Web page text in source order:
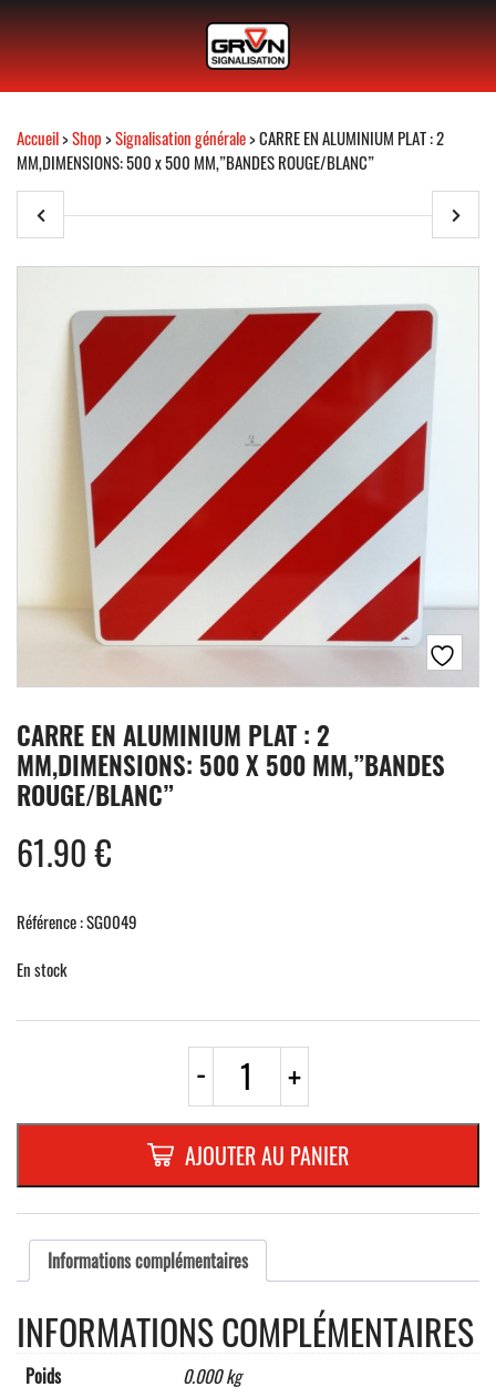
Accueil>Shop>Signalisation générale> CARRE EN ALUMINIUM PLAT : 2
MM,DIMENSIONS: 500 x 500 MM,”BANDES ROUGE/BLANC”
CARRE EN ALUMINIUM PLAT : 2
MM,DIMENSIONS: 500 X 500 MM,”BANDES
ROUGE/BLANC”
61.90€
Référence : SG0049
En stock
- quantité
CARRE
EN
ALUMINIUM
PLAT
:
2
MM,DIMENSIONS:
500
MM,"BANDES
ROUGE/BLANC"
+
AJOUTER AU PANIER
Informations complémentaires
INFORMATIONS COMPLÉMENTAIRES
Poids 0.000 kg